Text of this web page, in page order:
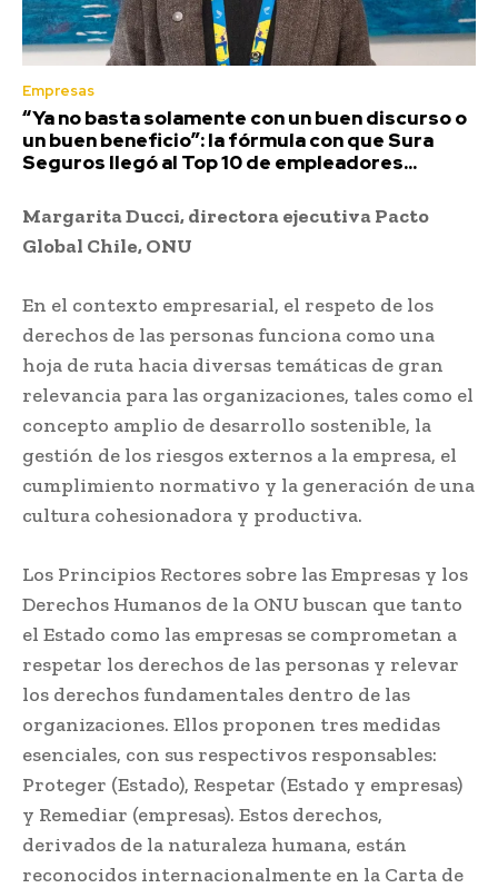
Empresas
“Ya no basta solamente con un buen discurso o
un buen beneficio”: la fórmula con que Sura
Seguros llegó al Top 10 de empleadores...
Margarita Ducci, directora ejecutiva Pacto
Global Chile, ONU
En el contexto empresarial, el respeto de los
derechos de las personas funciona como una
hoja de ruta hacia diversas temáticas de gran
relevancia para las organizaciones, tales como el
concepto amplio de desarrollo sostenible, la
gestión de los riesgos externos a la empresa, el
cumplimiento normativo y la generación de una
cultura cohesionadora y productiva.
Los Principios Rectores sobre las Empresas y los
Derechos Humanos de la ONU buscan que tanto
el Estado como las empresas se comprometan a
respetar los derechos de las personas y relevar
los derechos fundamentales dentro de las
organizaciones. Ellos proponen tres medidas
esenciales, con sus respectivos responsables:
Proteger (Estado), Respetar (Estado y empresas)
y Remediar (empresas). Estos derechos,
derivados de la naturaleza humana, están
reconocidos internacionalmente en la Carta de